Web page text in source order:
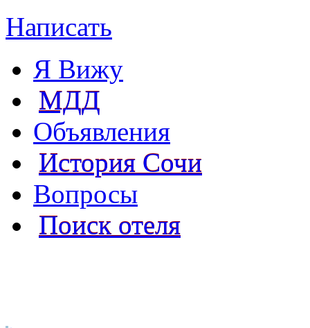
Написать
Я Вижу
МДД
Объявления
История Сочи
Вопросы
Поиск отеля